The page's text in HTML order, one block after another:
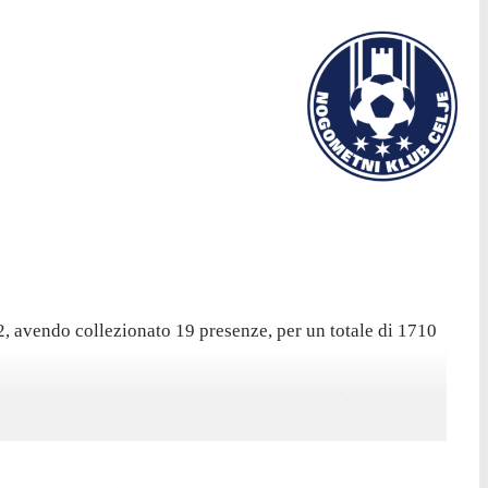
avendo collezionato 19 presenze, per un totale di 1710
giocato 90 minuti. Ha mantenuto 7 volte la porta